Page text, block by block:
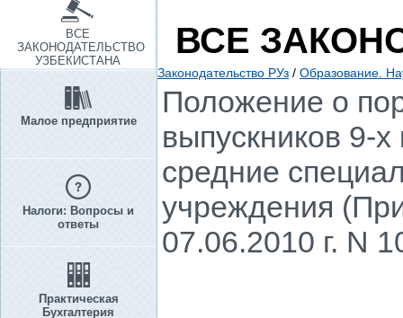
ВСЕ
ЗАКОНОДАТЕЛЬСТВО
УЗБЕКИСТАНА
Малое предприятие
Налоги: Вопросы и
ответы
Практическая
Бухгалтерия
ВСЕ
Законодательство РУз / Образование.
Положение о
выпускников 9-
средние
учреждения
07.06.2010 г. N